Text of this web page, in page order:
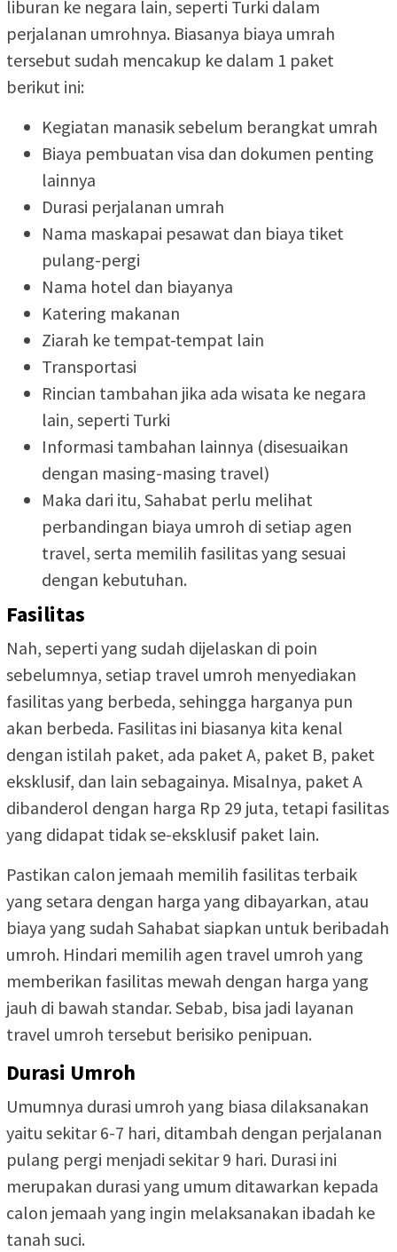
liburan ke negara lain, seperti Turki dalam
perjalanan umrohnya. Biasanya biaya umrah
tersebut sudah mencakup ke dalam 1 paket
berikut ini:
Kegiatan manasik sebelum berangkat umrah
Biaya pembuatan visa dan dokumen penting
lainnya
Durasi perjalanan umrah
Nama maskapai pesawat dan biaya tiket
pulang-pergi
Nama hotel dan biayanya
Katering makanan
Ziarah ke tempat-tempat lain
Transportasi
Rincian tambahan jika ada wisata ke negara
lain, seperti Turki
Informasi tambahan lainnya (disesuaikan
dengan masing-masing travel)
Maka dari itu, Sahabat perlu melihat
perbandingan biaya umroh di setiap agen
travel, serta memilih fasilitas yang sesuai
dengan kebutuhan.
Fasilitas
Nah, seperti yang sudah dijelaskan di poin
sebelumnya, setiap travel umroh menyediakan
fasilitas yang berbeda, sehingga harganya pun
akan berbeda. Fasilitas ini biasanya kita kenal
dengan istilah paket, ada paket A, paket B, paket
eksklusif, dan lain sebagainya. Misalnya, paket A
dibanderol dengan harga Rp 29 juta, tetapi fasilitas
yang didapat tidak se-eksklusif paket lain.
Pastikan calon jemaah memilih fasilitas terbaik
yang setara dengan harga yang dibayarkan, atau
biaya yang sudah Sahabat siapkan untuk beribadah
umroh. Hindari memilih agen travel umroh yang
memberikan fasilitas mewah dengan harga yang
jauh di bawah standar. Sebab, bisa jadi layanan
travel umroh tersebut berisiko penipuan.
Durasi Umroh
Umumnya durasi umroh yang biasa dilaksanakan
yaitu sekitar 6-7 hari, ditambah dengan perjalanan
pulang pergi menjadi sekitar 9 hari. Durasi ini
merupakan durasi yang umum ditawarkan kepada
calon jemaah yang ingin melaksanakan ibadah ke
tanah suci.